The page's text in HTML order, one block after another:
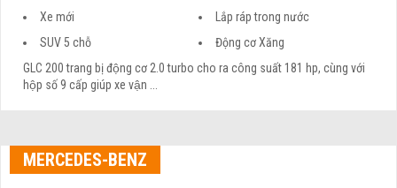
Xe mới
Lắp ráp trong nước
SUV 5 chỗ
Động cơ Xăng
GLC 200 trang bị động cơ 2.0 turbo cho ra công suất 181 hp, cùng với
hộp số 9 cấp giúp xe vận ...
MERCEDES-BENZ